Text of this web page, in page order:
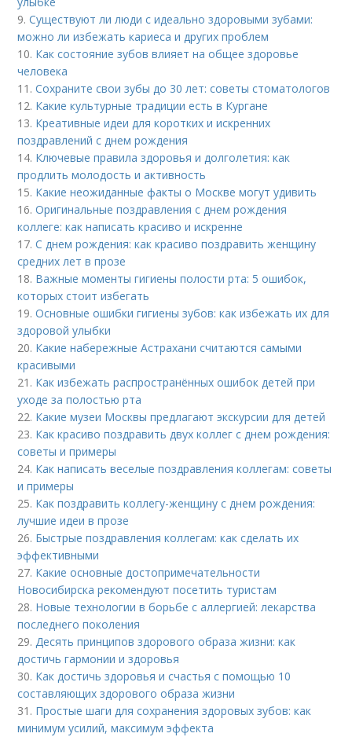
9.Существуют ли люди с идеально здоровыми зубами:
можно ли избежать кариеса и других проблем
10. Как состояние зубов влияет на общее здоровье
человека
11.Сохраните свои зубы до 30 лет: советы стоматологов
12. Какие культурные традиции есть в Кургане
13. Креативные идеи для коротких и искренних
поздравлений с днем рождения
14. Ключевые правила здоровья и долголетия: как
продлить молодость и активность
15. Какие неожиданные факты о Москве могут удивить
16.Оригинальные поздравления с днем рождения
коллеге: как написать красиво и искренне
17.С днем рождения: как красиво поздравить женщину
средних лет в прозе
18. Важные моменты гигиены полости рта: 5 ошибок,
которых стоит избегать
19.Основные ошибки гигиены зубов: как избежать их для
здоровой улыбки
20. Какие набережные Астрахани считаются самыми
красивыми
21. Как избежать распространённых ошибок детей при
уходе за полостью рта
22. Какие музеи Москвы предлагают экскурсии для детей
23. Как красиво поздравить двух коллег с днем рождения:
советы и примеры
24. Как написать веселые поздравления коллегам: советы
и примеры
25. Как поздравить коллегу-женщину с днем рождения:
лучшие идеи в прозе
26. Быстрые поздравления коллегам: как сделать их
эффективными
27. Какие основные достопримечательности
Новосибирска рекомендуют посетить туристам
28. Новые технологии в борьбе с аллергией: лекарства
последнего поколения
29.Десять принципов здорового образа жизни: как
достичь гармонии и здоровья
30. Как достичь здоровья и счастья с помощью 10
составляющих здорового образа жизни
31. Простые шаги для сохранения здоровых зубов: как
минимум усилий, максимум эффекта